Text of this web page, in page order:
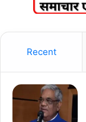
Recent